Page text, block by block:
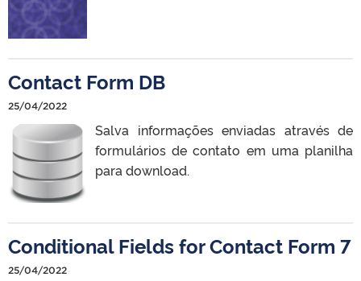
Contact Form DB
25/04/2022
Salva informações enviadas através de
formulários de contato em uma planilha
para download.
Conditional Fields for Contact Form 7
25/04/2022